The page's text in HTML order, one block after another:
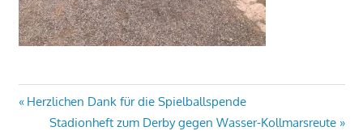
Beitragsnavigation
Vorheriger
Beitrag:
Herzlichen Dank für die Spielballspende
Nächster
Stadionheft zum Derby gegen Wasser-Kollmarsreute